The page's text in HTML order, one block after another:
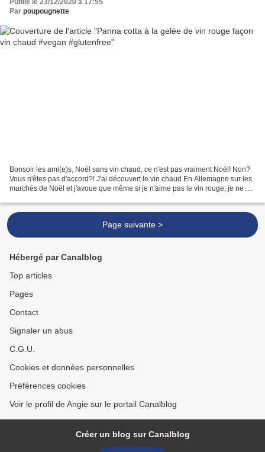
Par poupougnette
Bonsoir les ami(e)s, Noël sans vin chaud, ce n'est pas vraiment Noël! Non?
Vous n'êtes pas d'accord?! J'ai découvert le vin chaud En Allemagne sur les
marchés de Noël et j'avoue que même si je n'aime pas le vin rouge, je ne dis
Page suivante >
Hébergé par Canalblog
Top articles
Pages
Contact
Signaler un abus
C.G.U.
Cookies et données personnelles
Préférences cookies
Voir le profil de Angie sur le portail Canalblog
Créer un blog sur Canalblog